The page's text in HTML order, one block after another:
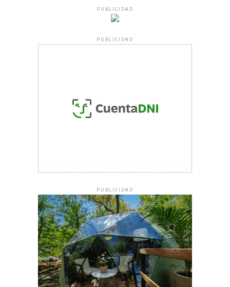
PUBLICIDAD
PUBLICIDAD
PUBLICIDAD